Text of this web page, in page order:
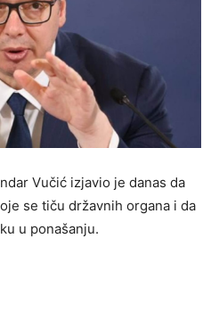
Vučić izjavio je danas da
se tiču državnih organa i da
u ponašanju.